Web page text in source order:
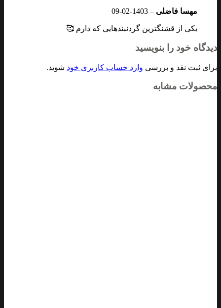
مهسا فاضلی –
1403-02-09
یکی از قشنگترین گردنبندهایی که دارم 🥰
دیدگاه خود را بنویسید
برای ثبت نقد و بررسی وارد حساب کاربری خود شوید.
محصولات مشابه